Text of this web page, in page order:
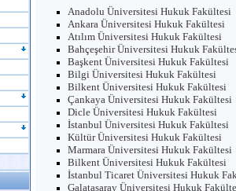
Anadolu Üniversitesi Hukuk Fakültesi
Ankara Üniversitesi Hukuk Fakültesi
Atılım Üniversitesi Hukuk Fakültesi
Bahçeşehir Üniversitesi Hukuk
Başkent Üniversitesi Hukuk Fakültesi
Bilgi Üniversitesi Hukuk Fakültesi
Bilkent Üniversitesi Hukuk Fakültesi
Çankaya Üniversitesi Hukuk Fakültesi
Dicle Üniversitesi Hukuk Fakültesi
İstanbul Üniversitesi Hukuk Fakültesi
Kültür Üniversitesi Hukuk Fakültesi
Marmara Üniversitesi Hukuk Fakültesi
Bilkent Üniversitesi Hukuk Fakültesi
İstanbul Ticaret Üniversitesi Hukuk
Galatasaray Üniversitesi Hukuk